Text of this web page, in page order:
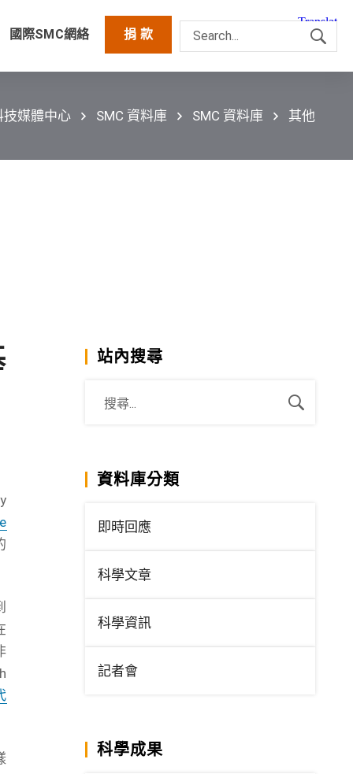
國際SMC網絡 捐 款
技媒體中心 SMC 資料庫 SMC 資料庫 其他
站內搜尋
資料庫分類
即時回應
科學文章
科學資訊
記者會
科學成果